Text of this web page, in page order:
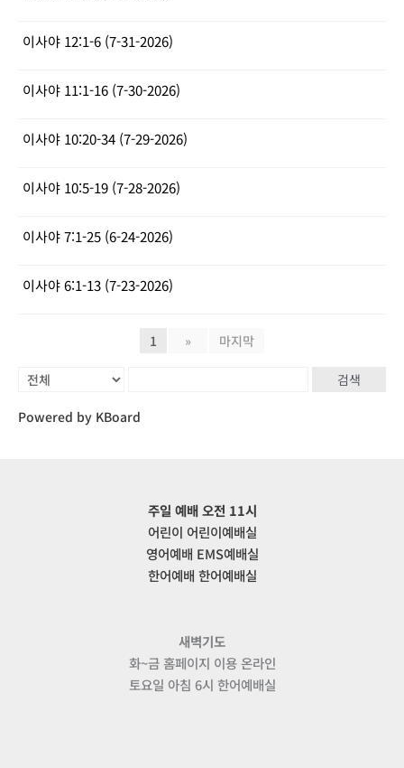
이사야 12:1-6 (7-31-2026)
이사야 11:1-16 (7-30-2026)
이사야 10:20-34 (7-29-2026)
이사야 10:5-19 (7-28-2026)
이사야 7:1-25 (6-24-2026)
이사야 6:1-13 (7-23-2026)
1 » 마지막
검색
Powered by KBoard
주일 예배 오전 11시
어린이 어린이예배실
영어예배 EMS예배실
한어예배 한어예배실
새벽기도
화~금 홈페이지 이용 온라인
토요일 아침 6시 한어예배실